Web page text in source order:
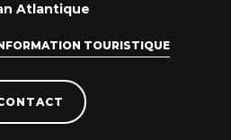
Atlantique
TOURISTIQUE